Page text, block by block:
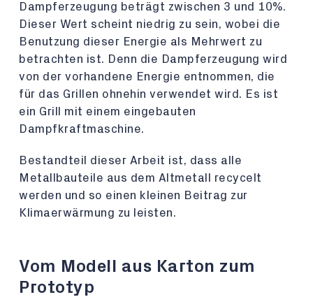
Dampferzeugung beträgt zwischen 3 und 10%.
Dieser Wert scheint niedrig zu sein, wobei die
Benutzung dieser Energie als Mehrwert zu
betrachten ist. Denn die Dampferzeugung wird
von der vorhandene Energie entnommen, die
für das Grillen ohnehin verwendet wird. Es ist
ein Grill mit einem eingebauten
Dampfkraftmaschine.
Bestandteil dieser Arbeit ist, dass alle
Metallbauteile aus dem Altmetall recycelt
werden und so einen kleinen Beitrag zur
Klimaerwärmung zu leisten.
Vom Modell aus Karton zum
Prototyp